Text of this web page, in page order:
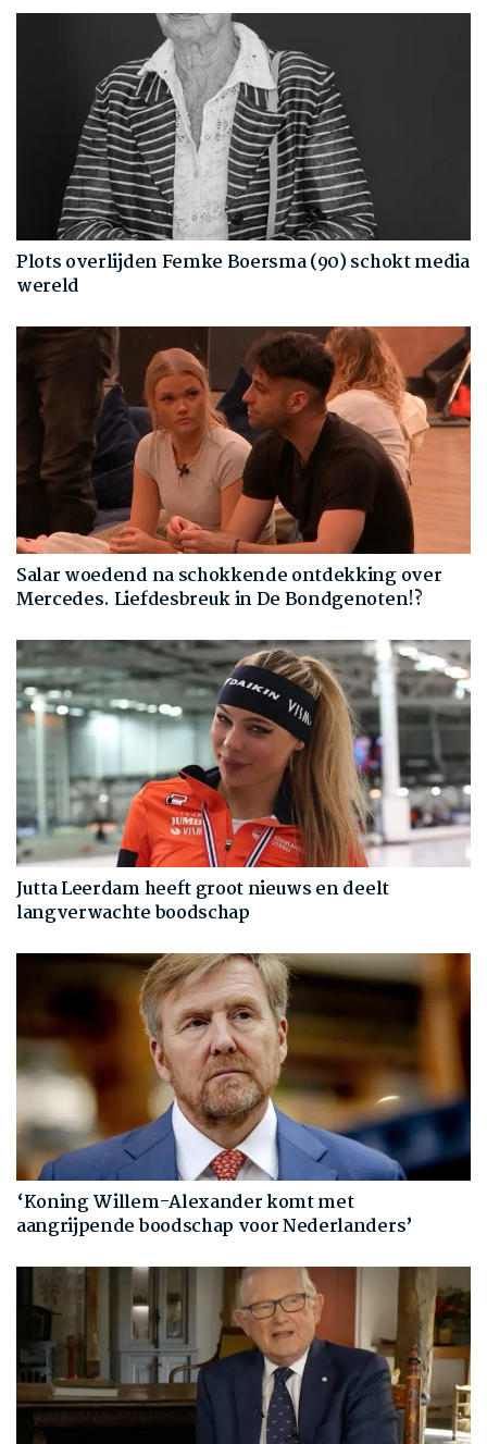
Plots overlijden Femke Boersma (90) schokt media
wereld
Salar woedend na schokkende ontdekking over
Mercedes. Liefdesbreuk in De Bondgenoten!?
Jutta Leerdam heeft groot nieuws en deelt
langverwachte boodschap
‘Koning Willem-Alexander komt met
aangrijpende boodschap voor Nederlanders’